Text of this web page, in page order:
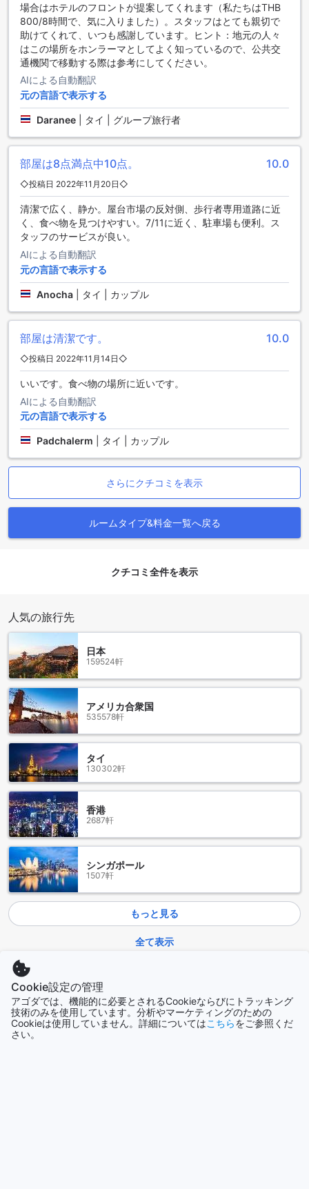
ナコーン デ スコータイ ヒップ ホテルへのアクセス
ナコーン デ スコータイ ヒップ ホテルは、スコータイ市内に
位置しており、最寄りの空港からのアクセスも便利です。ス
コータイ空港からホテルまでの距離は約20キロメートルで、
タクシーを利用することがおすすめです。タクシーは空港の
到着ロビーで簡単に見つけることができます。料金は交渉可
能ですが、おおよそ300バーツから400バーツ程度かかるでし
ょう。所要時間は約30分です。
もしバスを利用する場合は、スコータイ空港から市内行きの
バスが運行されています。バス停は空港の出発ロビーの外に
あります。バスの料金はおおよそ30バーツで、所要時間は約
ので待ち時間も少ないでしょう。ナコーン デ スコータイ ヒッ
プ ホテルは市内中心部に位置しているため、バスでのアクセ
スも便利です。
ナコーン デ スコータイ ヒップ ホテルへのアクセスは簡単で
ホテルまで快適に移動することができます。ホテルのスタッ
フも親切で、必要な場合はアクセス方法についての詳細な情
報を提供してくれるでしょう。
ナコーン デ スコータイ ヒップ ホテルの周辺地の魅力
ナコーン デ スコータイ ヒップ ホテルは、スコータイに位置
し、周辺には多くの魅力的な観光地があります。ホテルの近
くには、スコータイ病院、Big C、マクロ、薬局などがありま
す。これらの施設は、滞在中に必要なものを手に入れるのに
便利です。また、サンカローク博物館やプラ・シー・ラタナ
寺院などの文化的な名所も近くにあります。これらの場所を
訪れることで、タイの歴史と文化に触れることができます。
さらに、ヤン サイ ヘルス プロモーティング ホスピタル、バ
ウエット ホスピタルなどの医療施設も近くにあり、安心して
滞在できます。さらに、ロータスマーケットも近くにあり、
ナコーン デ スコータイ ヒップ ホテルの周辺の公共交通機関
す。最寄りの公共交通機関はスコータイ バスターミナルで
できます。また、バスターミナルからはタクシーやトゥクト
ゥクも利用でき、観光地や市内の主要なスポットへのアクセ
スも便利です。
周辺のレストラン
ナコーン デ スコータイ ヒップ ホテルの周辺には多くのレス
トランがあります。タ プイ ヌードルは地元の人気店で、美味
しいタイの麺料理を提供しています。ジェイ ヘー スコータイ
ヌードルは、スコータイ地方特産の美味しい麺料理を楽しめ
るお店です。ピザ タオ ファンは、本格的なピザやタイ料理を
提供しており、幅広いメニューが魅力です。ナ コータイやプ
ー レストランは、地元の食材を使ったタイ料理を提供してお
り、地元の風味を楽しむことができます。カフェ デ トゥリー
は、軽食やカフェメニューが楽しめるおしゃれなカフェで
す。フエン ファー プラ メーナム レストランは、新鮮な魚料
理が自慢のお店です。バン クル エイウ レストランは、地元の
伝統的な料理を提供しており、本格的なタイの味を楽しむこ
とができます。アンクル ジョイズ レストランは、美味しいタ
イ料理をリーズナブルな価格で提供しています。チョッパー
バーは、おしゃれなバーで、美味しいカクテルや軽食が楽し
Friendly Staff, Clean Rooms, and Convenient Location
ナコーン デ スコータイ ヒップ ホテルは、スタッフが親切で
フレンドリーです。部屋も清潔です。スタッフはとても親切
で、朝食はダイニングエリアに行けば準備されます。部屋に
置かれているクッキーもとても気に入りました。地元のエリ
アにある素晴らしい部屋です。便利なロケーションで、清潔
で静かです。スタッフはとても親切で、バスチケットやトゥ
場合はホテルのフロントが提案してくれます（私たちはTHB
800/8時間で、気に入りました）。スタッフはとても親切で
助けてくれて、いつも感謝しています。ヒント：地元の人々
はこの場所をホンラーマとしてよく知っているので、公共交
通機関で移動する際は参考にしてください。
AIによる自動翻訳
元の言語で表示する
Daranee タイ | グループ旅行者
部屋は8点満点中10点。 10.0
◇投稿日 2022年11月20日◇
清潔で広く、静か。屋台市場の反対側、歩行者専用道路に近
く、食べ物を見つけやすい。7/11に近く、駐車場も便利。ス
タッフのサービスが良い。
AIによる自動翻訳
元の言語で表示する
Anocha タイ | カップル
部屋は清潔です。 10.0
◇投稿日 2022年11月14日◇
いいです。食べ物の場所に近いです。
AIによる自動翻訳
元の言語で表示する
Padchalerm タイ | カップル
さらにクチコミを表示
ルームタイプ&料金一覧へ戻る
クチコミ全件を表示
人気の旅行先
日本
159524軒
アメリカ合衆国
535578軒
タイ
130302軒
香港
2687軒
シンガポール
1507軒
もっと見る
全て表示
今話題の都市
シドニー
オーストラリア
Cookie設定の管理
アゴダでは、機能的に必要とされるCookieならびにトラッキング
技術のみを使用しています。分析やマーケティングのための
Cookieは使用していません。詳細についてはこちらをご参照くだ
さい。